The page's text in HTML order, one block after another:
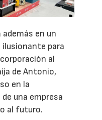
en un
para
al
de Antonio,
en la
una empresa
al futuro.